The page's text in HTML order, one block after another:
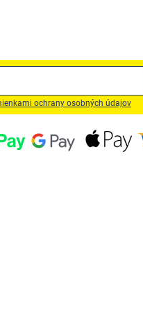
ochrany osobných údajov